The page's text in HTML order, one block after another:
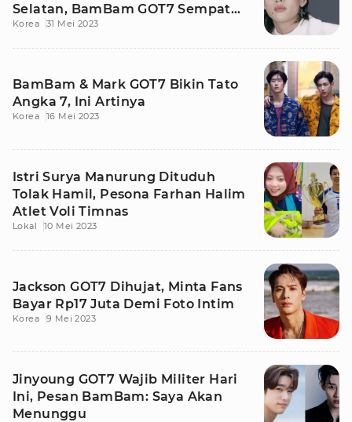
Selatan, BamBam GOT7 Sempat
Panik
Korea 31 Mei 2023
BamBam & Mark GOT7 Bikin Tato
Angka 7, Ini Artinya
Korea 16 Mei 2023
Istri Surya Manurung Dituduh
Tolak Hamil, Pesona Farhan Halim
Atlet Voli Timnas
Lokal 10 Mei 2023
Jackson GOT7 Dihujat, Minta Fans
Bayar Rp17 Juta Demi Foto Intim
Korea 9 Mei 2023
Jinyoung GOT7 Wajib Militer Hari
Ini, Pesan BamBam: Saya Akan
Menunggu